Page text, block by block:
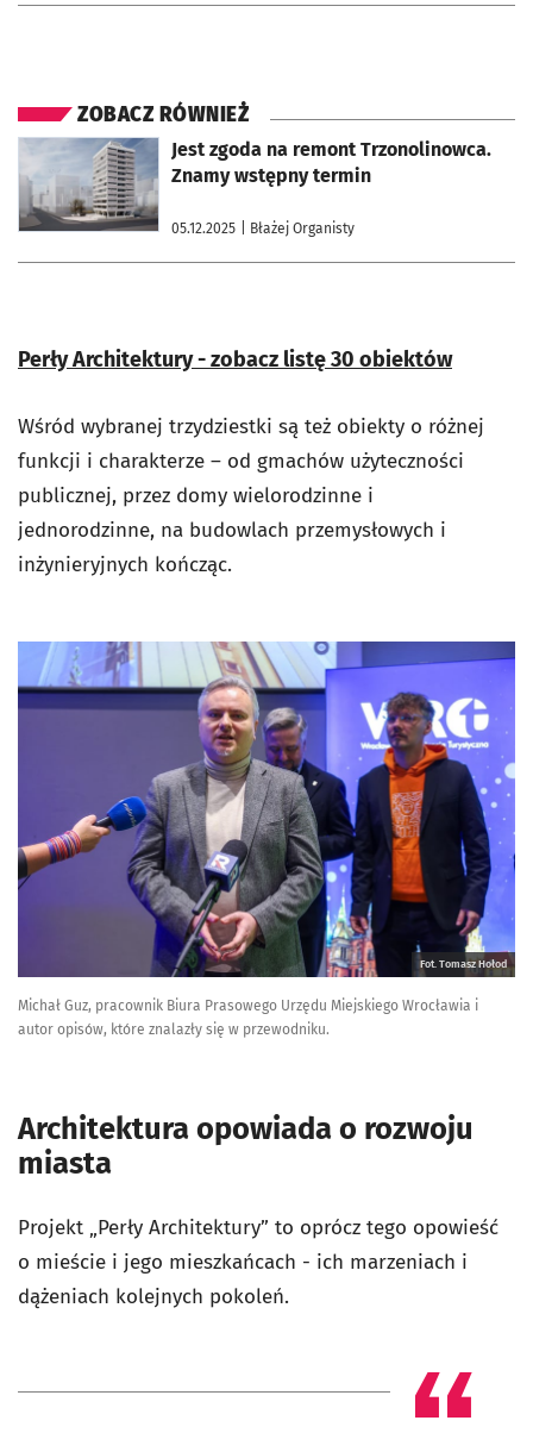
ZOBACZ RÓWNIEŻ
Jest zgoda na remont Trzonolinowca.
Znamy wstępny termin
05.12.2025 | Błażej Organisty
otworzy się w nowej karcie
Perły Architektury - zobacz listę 30 obiektów
Wśród wybranej trzydziestki są też obiekty o różnej
funkcji i charakterze – od gmachów użyteczności
publicznej, przez domy wielorodzinne i
jednorodzinne, na budowlach przemysłowych i
inżynieryjnych kończąc.
Fot. Tomasz Hołod
Michał Guz, pracownik Biura Prasowego Urzędu Miejskiego Wrocławia i
autor opisów, które znalazły się w przewodniku.
Architektura opowiada o rozwoju
miasta
Projekt „Perły Architektury” to oprócz tego opowieść
o mieście i jego mieszkańcach - ich marzeniach i
dążeniach kolejnych pokoleń.